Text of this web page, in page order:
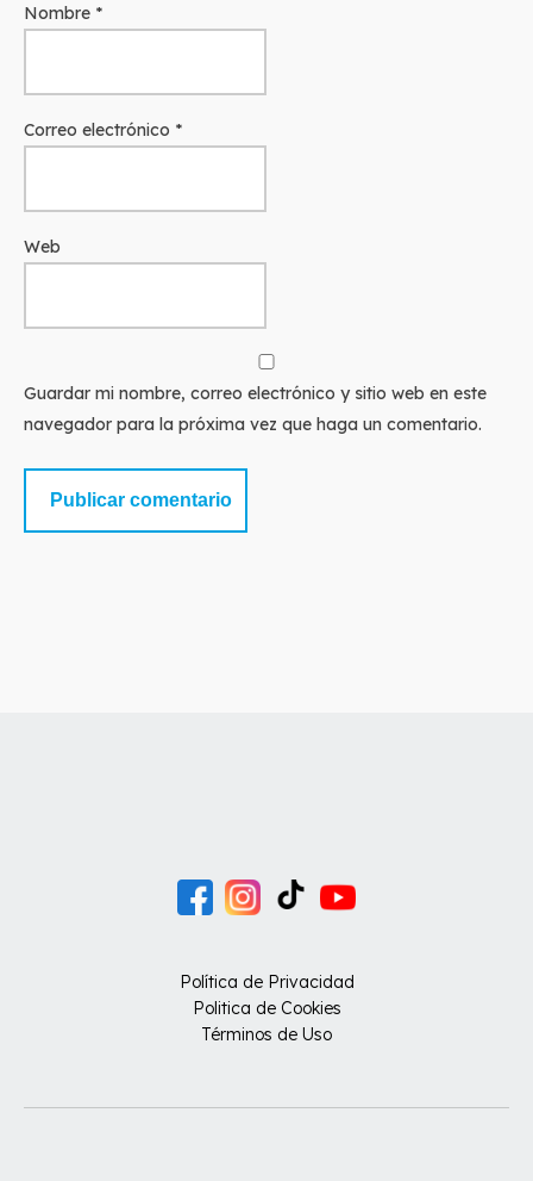
Nombre *
Correo electrónico *
Web
Guardar mi nombre, correo electrónico y sitio web en este
navegador para la próxima vez que haga un comentario.
Política de Privacidad
Politica de Cookies
Términos de Uso